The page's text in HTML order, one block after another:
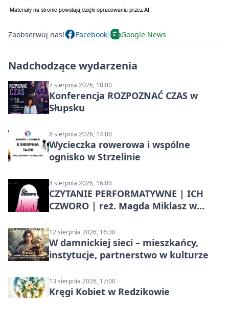
Zaobserwuj nas! Facebook Google News
Nadchodzące wydarzenia
7 sierpnia 2026, 18:00
Konferencja ROZPOZNAĆ CZAS w
Słupsku
8 sierpnia 2026, 14:00
Wycieczka rowerowa i wspólne
ognisko w Strzelinie
8 sierpnia 2026, 16:00
CZYTANIE PERFORMATYWNE | ICH
CZWORO | reż. Magda Miklasz w
12 sierpnia 2026, 16:30
W damnickiej sieci – mieszkańcy,
instytucje, partnerstwo w kulturze
13 sierpnia 2026, 17:00
Kręgi Kobiet w Redzikowie